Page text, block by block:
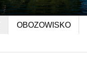
OBOZOWISKO